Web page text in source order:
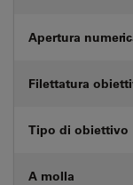
Apertura
Filettatura
Tipo di obiettivo
A molla